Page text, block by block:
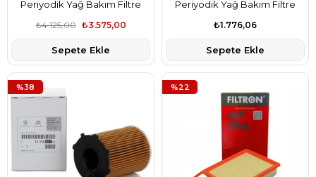
Periyodik Yağ Bakım Filtre
Seti Psa Marka TAMT6714FDE-
9678792080
₺3.575,00
₺4.125,00
Sepete Ekle
Periyodik Yağ Bakım Filtre
Seti Bosch Marka
1906.E6-9678792080
₺1.776,06
Sepete Ekle
%38 %22